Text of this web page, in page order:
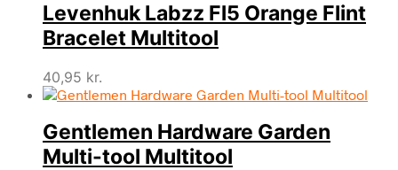
Levenhuk Labzz Fl5 Orange Flint
Bracelet Multitool
40,95 kr.
Gentlemen Hardware Garden
Multi-tool Multitool